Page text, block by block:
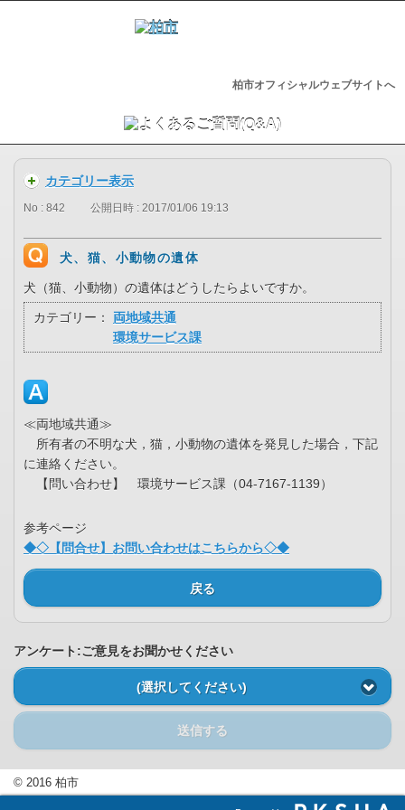
柏市オフィシャルウェブサイトへ
カテゴリー表示
No : 842 公開日時 : 2017/01/06 19:13
犬、猫、小動物の遺体
犬（猫、小動物）の遺体はどうしたらよいですか。
カテゴリー：
両地域共通
環境サービス課
≪両地域共通≫
所有者の不明な犬，猫，小動物の遺体を発見した場合，下記
に連絡ください。
【問い合わせ】 環境サービス課（04-7167-1139）
参考ページ
◆◇【問合せ】お問い合わせはこちらから◇◆
戻る
アンケート:ご意見をお聞かせください
(選択してください)
送信する
© 2016 柏市